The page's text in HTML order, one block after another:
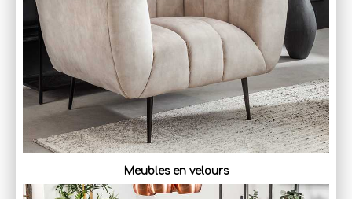
Meubles en velours